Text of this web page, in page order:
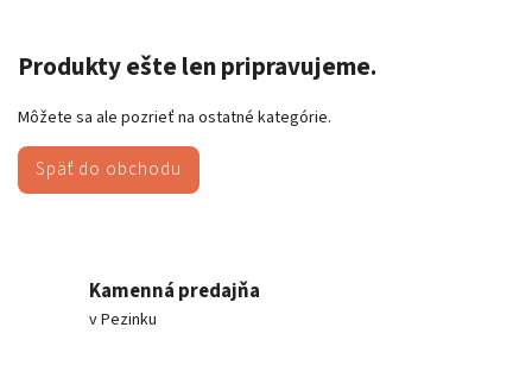
Produkty ešte len pripravujeme.
Môžete sa ale pozrieť na ostatné kategórie.
Späť do obchodu
Kamenná predajňa
v Pezinku